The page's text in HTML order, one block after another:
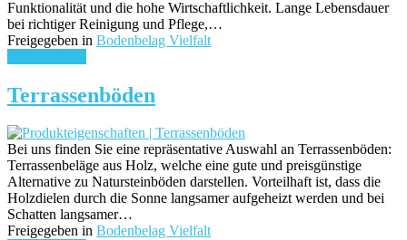
Funktionalität und die hohe Wirtschaftlichkeit. Lange Lebensdauer
bei richtiger Reinigung und Pflege,…
Freigegeben in Bodenbelag Vielfalt
Terrassenböden
Bei uns finden Sie eine repräsentative Auswahl an Terrassenböden:
Terrassenbeläge aus Holz, welche eine gute und preisgünstige
Alternative zu Natursteinböden darstellen. Vorteilhaft ist, dass die
Holzdielen durch die Sonne langsamer aufgeheizt werden und bei
Schatten langsamer…
Freigegeben in Bodenbelag Vielfalt